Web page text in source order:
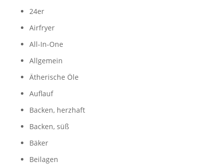
24er
Airfryer
All-In-One
Allgemein
Ätherische Öle
Auflauf
Backen, herzhaft
Backen, süß
Bäker
Beilagen